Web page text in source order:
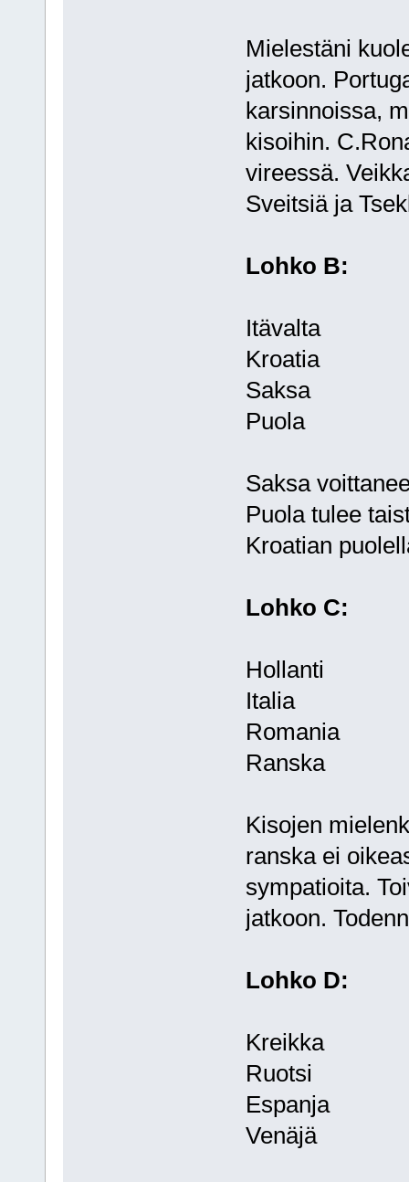
Mielestäni
jatkoon.
karsinnoissa,
kisoihin.
vireessä.
Sveitsiä ja
Lohko B:
Itävalta
Kroatia
Saksa
Puola
Saksa
Puola tulee
Kroatian
Lohko C:
Hollanti
Italia
Romania
Ranska
Kisojen
ranska ei
sympatioita.
jatkoon.
Lohko D:
Kreikka
Ruotsi
Espanja
Venäjä